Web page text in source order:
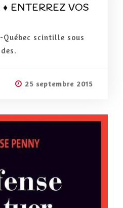
ENTERREZ VOS
Québec scintille sous
25 septembre 2015